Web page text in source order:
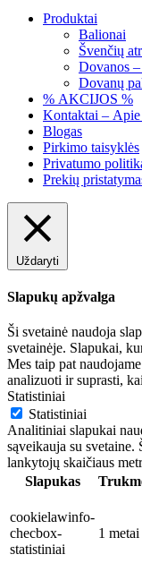
Produktai
Balionai
Švenčių
Dovanos
Dovanų
% AKCIJOS %
Kontaktai – Apie
Blogas
Pirkimo taisyklės
Privatumo
Prekių
Uždaryti
Slapukų apžvalga
Ši svetainė naudoja
svetainėje. Slapukai,
Mes taip pat
analizuoti ir suprasti,
Statistiniai
Statistiniai
Analitiniai slapukai
sąveikauja su
lankytojų skaičiaus
Slapukas
cookielawinfo-
checbox-
statistiniai
1 metai